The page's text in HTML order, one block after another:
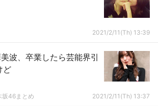
2021/2/11(Th) 13:39
波、卒業したら芸能界引
ど
坂46まとめ 2021/2/11(Th) 13:37